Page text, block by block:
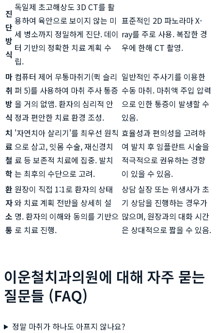
진
단
방
식
독일제 초고해상도 3D CT를 활
용하여 육안으로 보이지 않는 미
세 병소까지 정밀하게 진단. 데이
터 기반의 정확한 치료 계획 수
립.
표준적인 2D 파노라마 X-
ray를 주로 사용. 복잡한 경
우에 한해 CT 촬영.
마
취
방
식
컴퓨터 제어 무통마취기(퀵 슬리
퍼 5)를 사용하여 마취 주사 통증
을 거의 없앰. 환자의 심리적 안
정과 편안한 치료 환경 조성.
일반적인 주사기를 이용한
수동 마취. 마취액 주입 압력
으로 인한 통증이 발생할 수
있음.
치
료
철
학
'자연치아 살리기'를 최우선 원칙
으로 삼고, 잇몸 수술, 재신경치
료 등 보존적 치료에 집중. 발치
는 최후의 수단으로 고려.
효율성과 편의성을 고려하
여 발치 후 임플란트 시술을
적극적으로 권유하는 경향
이 있을 수 있음.
환
자
소
통
원장이 직접 1:1로 환자의 상태
와 치료 계획 전반을 상세히 설
명. 환자의 이해와 동의를 기반으
로 치료 진행.
상담 실장 또는 위생사가 초
기 상담을 진행하는 경우가
많으며, 원장과의 대화 시간
은 상대적으로 짧을 수 있음.
이운철치과의원에 대해 자주 묻는
질문들 (FAQ)
정말 마취가 하나도 아프지 않나요?